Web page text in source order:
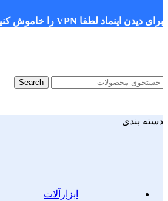
برای دیدن اینماد لطفا VPN را خاموش کنید
Search
دسته بندی
ابزارآلات